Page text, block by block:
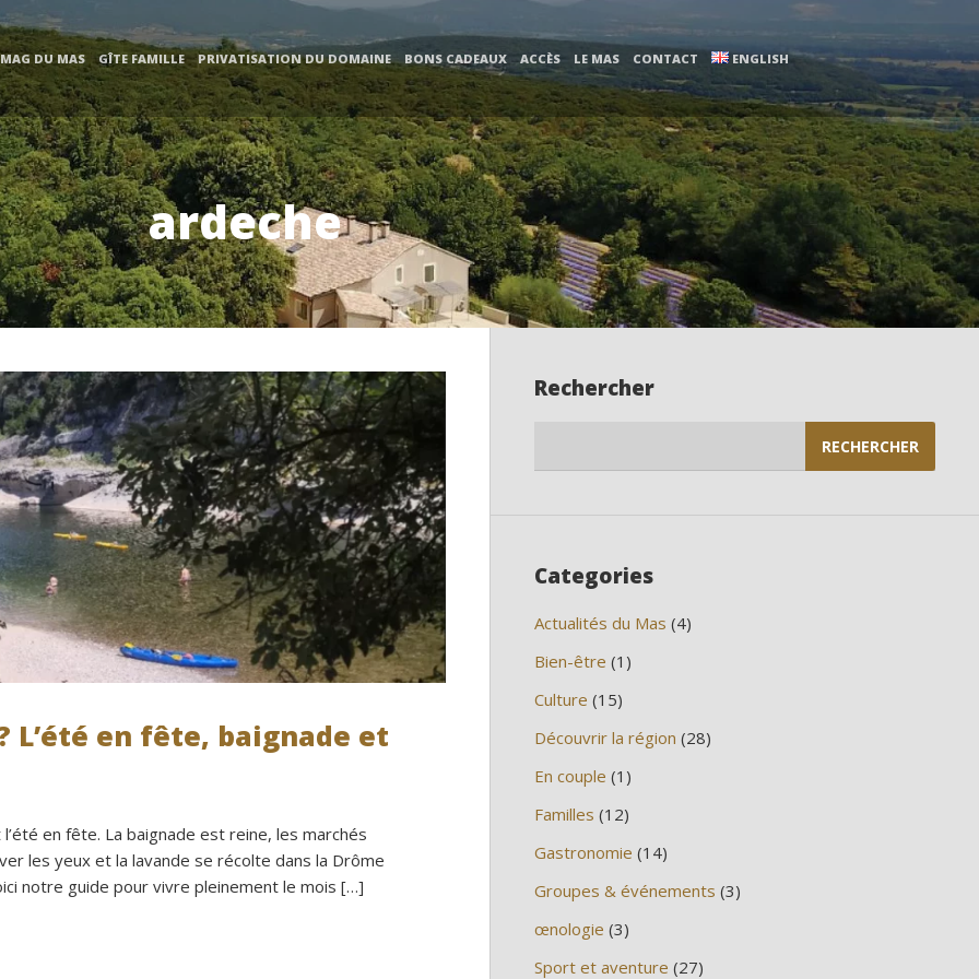
DU MAS GÎTE FAMILLE PRIVATISATION DU DOMAINE BONS CADEAUX ACCÈS LE MAS CONTACT ENGLISH
ardeche
L’été en fête, baignade et
en fête. La baignade est reine, les marchés
les yeux et la lavande se récolte dans la Drôme
notre guide pour vivre pleinement le mois […]
Rechercher
Categories
Actualités du Mas (4)
Bien-être (1)
Culture (15)
Découvrir la région (28)
En couple (1)
Familles (12)
Gastronomie (14)
Groupes & événements (3)
œnologie (3)
Sport et aventure (27)